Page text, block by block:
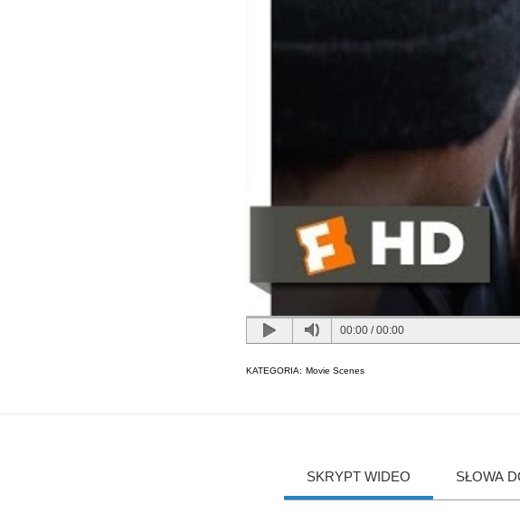
00:00 /00:00
KATEGORIA: Movie Scenes
SKRYPT WIDEO SŁOWA